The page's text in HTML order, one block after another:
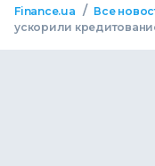
Finance.ua / Все
ускорили